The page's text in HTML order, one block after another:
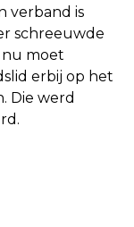
verband is
schreeuwde
nu moet
erbij op het
Die werd